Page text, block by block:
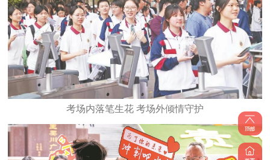
考场内落笔生花 考场外倾情守护